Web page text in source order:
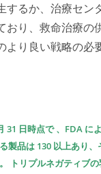
するか、治療セン
おり、救命治療の
より良い戦略の必
31 日時点で、FDA に
製品は 130 以上あり
トリプルネガティブ